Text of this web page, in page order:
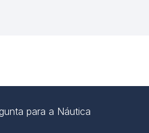
para a Náutica